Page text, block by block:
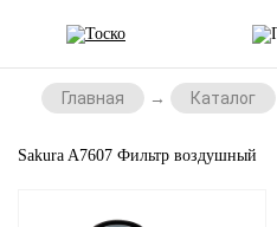
Главная Каталог
Sakura A7607 Фильтр воздушный